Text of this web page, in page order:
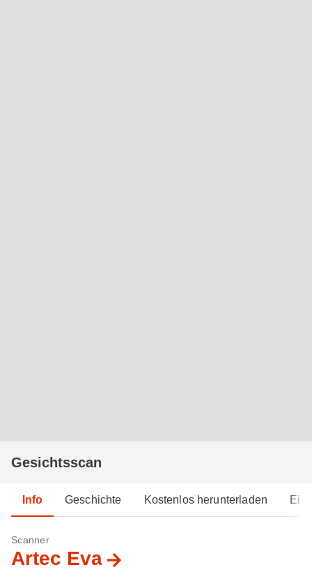
Gesichtsscan
Info Geschichte Kostenlos herunterladen
Scanner
Artec Eva